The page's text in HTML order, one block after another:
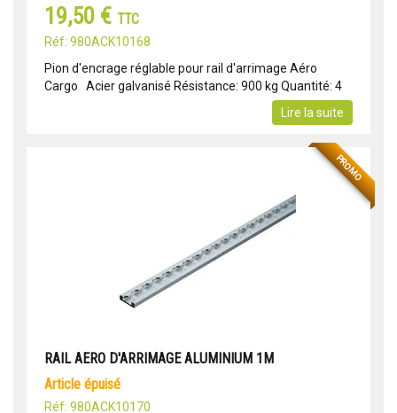
19,50 € TTC
Réf: 980ACK10168
Pion d'encrage réglable pour rail d'arrimage Aéro
Cargo Acier galvanisé Résistance: 900 kg Quantité: 4
Lire la suite
PROMO
RAIL AERO D'ARRIMAGE ALUMINIUM 1M
article épuisé
Réf: 980ACK10170